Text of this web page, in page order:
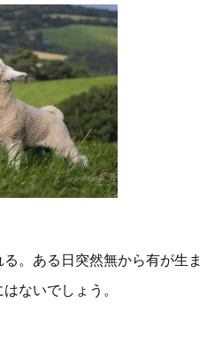
。ある日突然無から有が生ま
ないでしょう。